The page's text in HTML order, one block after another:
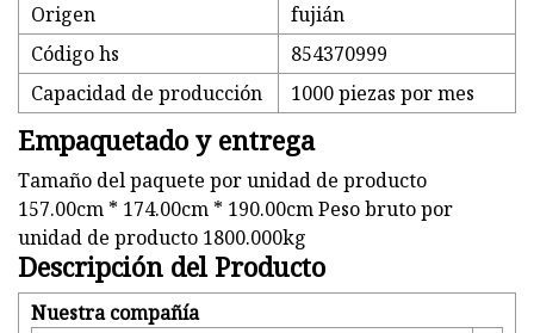
Origen
fujián
Código hs
854370999
Capacidad de producción
1000 piezas por mes
Empaquetado y entrega
Tamaño del paquete por unidad de producto
157.00cm * 174.00cm * 190.00cm Peso bruto por
unidad de producto 1800.000kg
Descripción del Producto
Nuestra compañía